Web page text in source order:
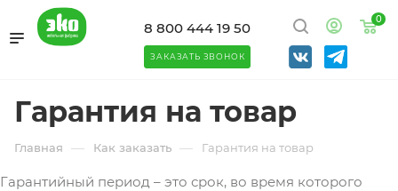
0
8 800 444 19 50
ЗАКАЗАТЬ ЗВОНОК
Гарантия на товар
Главная — Как заказать — Гарантия на товар
Гарантийный период – это срок, во время которого